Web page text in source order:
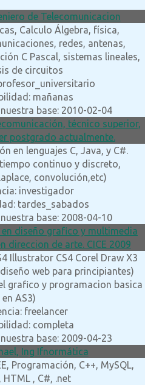
de Telecomunicacion
Calculo Álgebra, física,
redes, antenas,
C Pascal, sistemas lineales,
de circuitos
mañanas
base: 2010-02-04
técnico superior,
postgrado actualmente.
en lenguajes C, Java, y C#.
continuo y discreto,
convolución,etc)
investigador
tardes_sabados
base: 2008-04-10
en diseño grafico y multimedia
direccion de arte. CICE 2009
Illustrator CS4 Corel Draw X3
web para principiantes)
grafico y programacion basica
en AS3)
freelancer
completa
base: 2009-04-23
Ing Ifnormática
Programación, C++, MySQL,
HTML , C#, .net